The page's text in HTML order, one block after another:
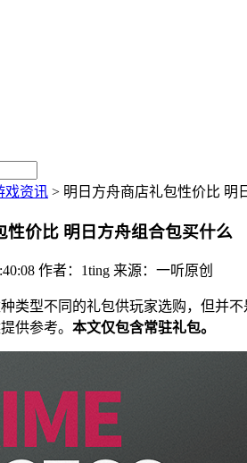
戏资讯 > 明日方舟商店礼包性价比 明
性价比 明日方舟组合包买什么
作者：1ting 来源：一听原创
种类型不同的礼包供玩家选购，但并
供参考。 本文仅包含常驻礼包。